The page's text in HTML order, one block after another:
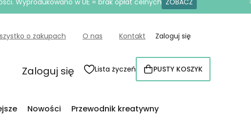
Wyprodukowano w UE = brak opłat celnych ZOBACZ
o zakupach O nas Kontakt Zaloguj się
Zaloguj się Lista życzeń KOSZYK
PUSTY KOSZYK
Nowości Przewodnik kreatywny